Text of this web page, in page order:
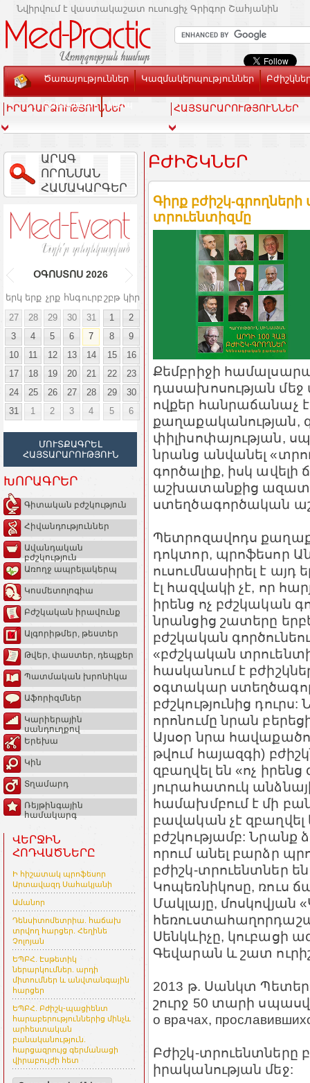
Նվիրվում է վաստակաշատ ուսուցիչ Գրիգոր Շահյանին
Ծառայություններ Կազմակերպություններ
Տեսասրահ Կապ
ԻՐԱԴԱՐՁՈՒԹՅՈՒՆՆԵՐ ՀԱՅՏԱՐԱՐՈՒԹՅՈՒՆՆԵՐ
ԱՐԱԳ
ՈՐՈՆՄԱՆ
ՀԱՄԱԿԱՐԳԵՐ
ՕԳՈՍՏՈՍ 2026
երկ երք չրք հնգուրբ շբթ կիր
27
28 29 30 31 1
2
3
4 5 6 7 8
9
10
11 12 13 14 15
16
17
18 19 20 21 22
23
24
25 26 27 28 29
30
31
1 2 3 4 5 6
ՄՈՒՏՔԱԳՐԵԼ
ՀԱՅՏԱՐԱՐՈՒԹՅՈՒՆ
ԽՈՐԱԳՐԵՐ
Գիտական բժշկություն
Հիվանդություններ
Ավանդական
բժշկություն
Առողջ ապրելակերպ
Կոսմետոլոգիա
Բժշկական իրավունք
Ալգորիթմեր, թեստեր
Թվեր, փաստեր, դեպքեր
Պատմական խրոնիկա
Աֆորիզմներ
Կարիերային
սանդուղքով
Երեխա
Կին
Տղամարդ
Ռեյթինգային
համակարգ
ՎԵՐՋԻՆ
ՀՈԴՎԱԾՆԵՐԸ
Ի հիշատակ պրոֆեսոր
Արտավազդ Սահակյանի
Ամանոր
Դենսիտոմետրիա. հաճախ
տրվող հարցեր. Հեղինե
Չոլոյան
ԵՊԲՀ. Էսթետիկ
ներարկումներ. արդի
միտումներ և անվտանգային
հարցեր
ԵՊԲՀ. Բժիշկ-պացիենտ
հարաբերություններից մինչև
արհեստական
բանականություն.
հարցազրույց գերմանացի
վիրաբույժի հետ
ԲԺԻՇԿՆԵՐ
Գիրք բժիշկ-
տրուենտիզմը
Քեմբրիջի
դասախոսության մեջ
ովքեր հանրաճանաչ
քաղաքականության,
փիլիսոփայության,
նրանց անվանել
գործալիք, իսկ
աշխատանքից ազատ
ստեղծագործական
Պետրոզավոդս
դոկտոր, պրոֆեսոր
ուսումնասիրել է այդ
էլ հազվակի չէ, որ
իրենց ոչ բժշկական
նրանցից շատերը
բժշկական
«բժշկական
հասկանում է
օգտակար
բժշկությունից
որոնումը նրան
Այսօր նրա
թվում հայազգի)
զբաղվել են «ոչ
յուրահատուկ
համախմբում է մի
բավական չէ զբաղվել
բժշկությամբ: Նրանք
որում անել բարձր
բժիշկ-տրուենտներ
Կոպեռնիկոսը, ռուս
Մակլայը, մոսկովյան
Սենկևիչը, կուբացի
Գեվարան և շատ
2013 թ. Սանկտ
շուրջ 50 տարի
о врачах,
Բժիշկ-տրուենտները
իրականության մեջ: